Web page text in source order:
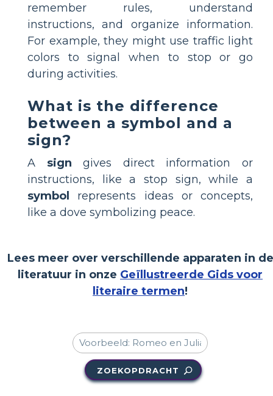
remember rules, understand
instructions, and organize information.
For example, they might use traffic light
colors to signal when to stop or go
during activities.
What is the difference
between a symbol and a
sign?
A sign gives direct information or
instructions, like a stop sign, while a
symbol
represents ideas or concepts,
like a dove symbolizing peace.
Lees meer over verschillende apparaten in de
literatuur in onze Geïllustreerde Gids voor
literaire termen!
ZOEKOPDRACHT